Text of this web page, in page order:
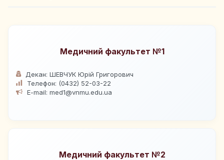
Медичний факультет №1
Декан: ШЕВЧУК Юрій Григорович
Телефон: (0432) 52-03-22
E-mail: med1@vnmu.edu.ua
Медичний факультет №2